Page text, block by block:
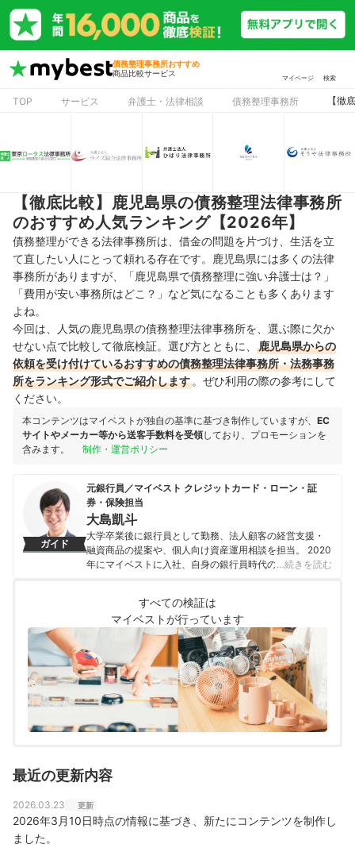
債務整理事務所おすすめ
商品比較サービス
マイページ 検索
TOP サービス 弁護士・法律相談 債務整理事務所 【徹
【徹底比較】鹿児島県の債務整理法律事務所
のおすすめ人気ランキング【2026年】
債務整理ができる法律事務所は、借金の問題を片づけ、生活を立
て直したい人にとって頼れる存在です。鹿児島県には多くの法律
事務所がありますが、「鹿児島県で債務整理に強い弁護士は？」
「費用が安い事務所はどこ？」など気になることも多くあります
よね。
今回は、人気の鹿児島県の債務整理法律事務所を、選ぶ際に欠か
せない点で比較して徹底検証。選び方とともに、
鹿児島県からの
依頼を受け付けているおすすめの債務整理法律事務所・法務事務
所をランキング形式でご紹介します 。ぜひ利用の際の参考にして
ください。
本コンテンツはマイベストが独自の基準に基づき制作していますが、 EC
サイトやメーカー等から送客手数料を受領しており、プロモーションを
含みます。
制作・運営ポリシー
ガイド
元銀行員／マイベスト クレジットカード・ローン・証
券・保険担当
大島凱斗
大学卒業後に銀行員として勤務、法人顧客の経営支援・
融資商品の提案や、個人向け資産運用相談を担当。 2020
年にマイベストに入社、自身の銀行員時代の経験を活か
済を専門に解説コンテンツの制作を統括する。 また、
Yahoo!ファイナンスで借入や投資への疑問や基礎知識に
関する連載も担当している。
大島凱斗のプロフィール
…続きを読む
すべての検証は
マイベストが行っています
最近の更新内容
2026.03.23 更新
2026年3月10日時点の情報に基づき、新たにコンテンツを制作し
ました。